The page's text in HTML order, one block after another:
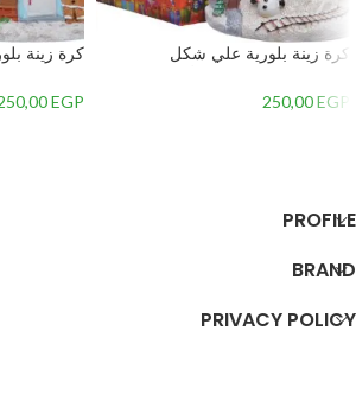
كرة زينة بلورية علي شكل
250,00EGP
كرة زينة
EGP
PROFILE
BRAND
PRIVACY POLICY